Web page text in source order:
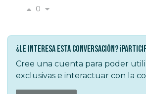
0
¿Le interesa esta conversación?
Cree una cuenta para poder
exclusivas e interactuar con la